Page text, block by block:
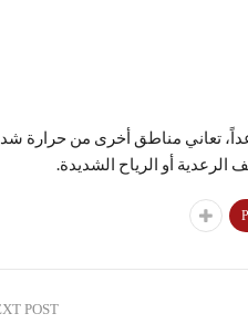
تعاني مناطق أخرى من حرارة
أو الرياح الشديدة.
POST